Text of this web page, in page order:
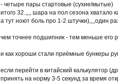
- четыре пары стартовые (сухие/мытые)
итого 32.,,,, шара на пол сезона хватало
а тут ноют боль про 1-2 штучки),,,,один
чем точнее подшипник - тем меньше его
и как хороши стали приёмные бункеры
если перейти в китайский калькулятор
принять на норму 3-5 секунд за время